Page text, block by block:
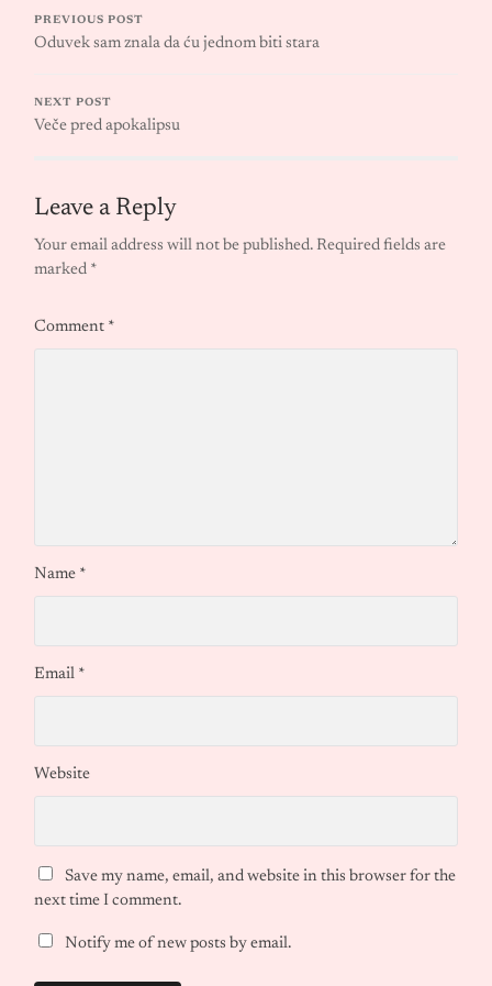
PREVIOUS POST
Oduvek sam znala da ću jednom biti stara
NEXT POST
Veče pred apokalipsu
Leave a Reply
Your email address will not be published. Required fields are
marked *
Comment *
Name *
Email *
Website
Save my name, email, and website in this browser for the
next time I comment.
Notify me of new posts by email.